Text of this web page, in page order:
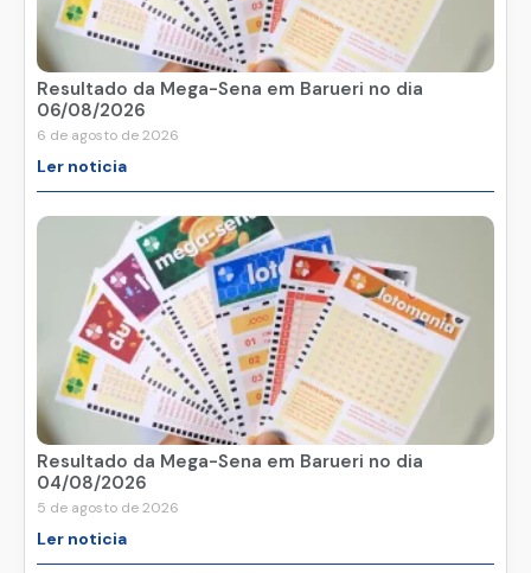
Resultado da Mega-Sena em Barueri no dia
06/08/2026
6 de agosto de 2026
Ler noticia
Resultado da Mega-Sena em Barueri no dia
04/08/2026
5 de agosto de 2026
Ler noticia